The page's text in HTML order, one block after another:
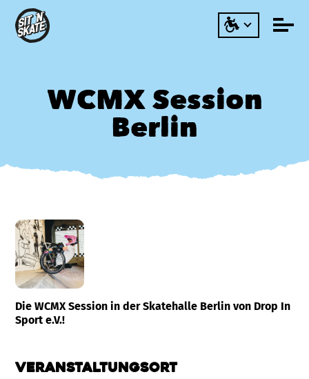
WCMX Session
Berlin
Die WCMX Session in der Skatehalle Berlin von Drop In
Sport e.V.!
Veranstaltungsort